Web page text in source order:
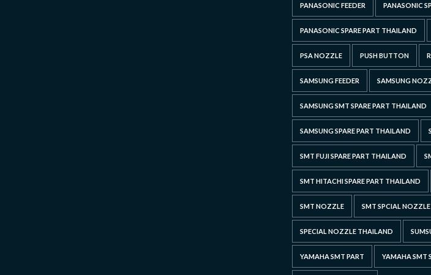
PANASONIC FEEDER PANASONIC
PANASONIC SPARE PART THAILAND
PSA NOZZLE PUSH BUTTON
SAMSUNG FEEDER SAMSUNG
SAMSUNG SMT SPARE PART THAILAND
SAMSUNG SPARE PART THAILAND
SMT FUJI SPARE PART THAILAND
SMT HITACHI SPARE PART THAILAND
SMT NOZZLE SMT SPCIAL NOZZLE
SPECIAL NOZZLE THAILAND
YAMAHA SMT PART YAMAHA SMT